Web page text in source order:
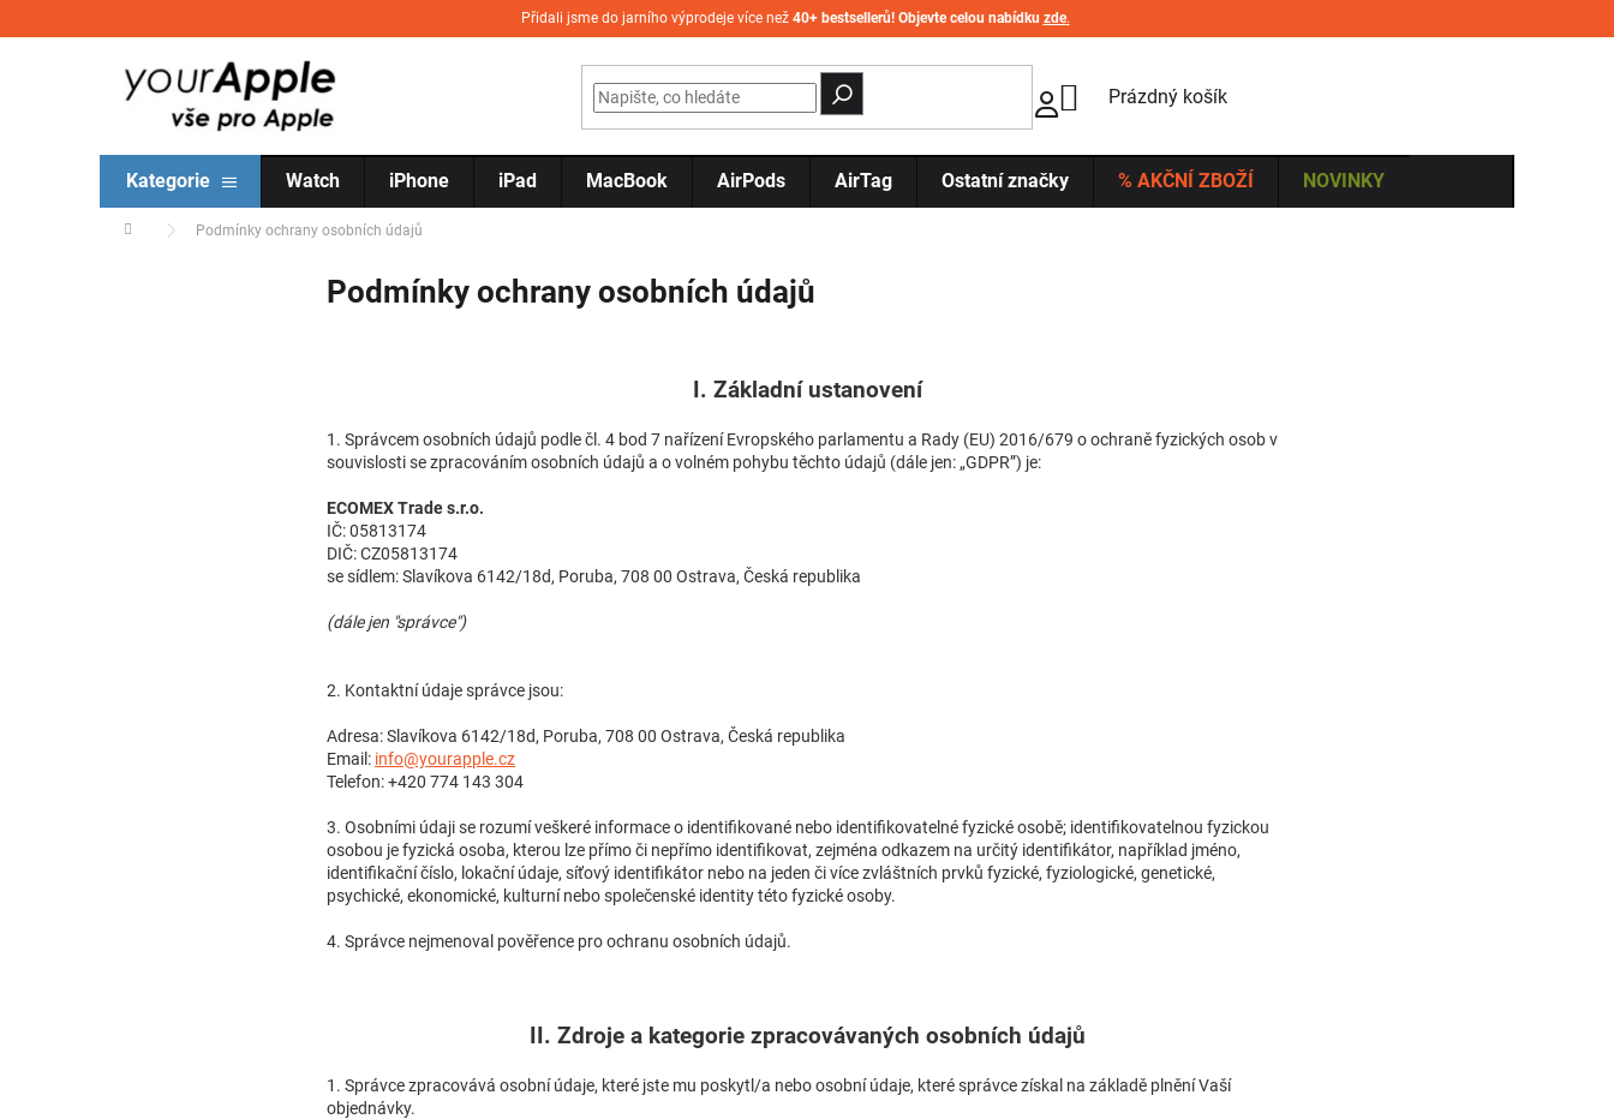
Přidali jsme do jarního výprodeje více než 40+ bestsellerů! Objevte celou nabídku zde.
NÁKUPNÍ KOŠÍK
Prázdný košík
Kategorie Watch iPhone iPad MacBook AirPods AirTag Ostatní značky % AKČNÍ ZBOŽÍ NOVINKY
Domů Podmínky ochrany osobních údajů
Podmínky ochrany osobních údajů
I. Základní ustanovení
1. Správcem osobních údajů podle čl. 4 bod 7 nařízení Evropského parlamentu a Rady (EU) 2016/679 o ochraně fyzických osob v
souvislosti se zpracováním osobních údajů a o volném pohybu těchto údajů (dále jen: „GDPR”) je:
ECOMEX Trade s.r.o.
IČ:05813174
DIČ: CZ05813174
se sídlem: Slavíkova 6142/18d, Poruba, 708 00 Ostrava, Česká republika
(dále jen "správce")
2. Kontaktní údaje správce jsou:
Adresa: Slavíkova 6142/18d, Poruba, 708 00 Ostrava, Česká republika
Email: info@yourapple.cz
Telefon: +420 774 143 304
3. Osobními údaji se rozumí veškeré informace o identifikované nebo identifikovatelné fyzické osobě; identifikovatelnou fyzickou
osobou je fyzická osoba, kterou lze přímo či nepřímo identifikovat, zejména odkazem na určitý identifikátor, například jméno,
identifikační číslo, lokační údaje, síťový identifikátor nebo na jeden či více zvláštních prvků fyzické, fyziologické, genetické,
psychické, ekonomické, kulturní nebo společenské identity této fyzické osoby.
4. Správce nejmenoval pověřence pro ochranu osobních údajů.
II. Zdroje a kategorie zpracovávaných osobních údajů
1. Správce zpracovává osobní údaje, které jste mu poskytl/a nebo osobní údaje, které správce získal na základě plnění Vaší
objednávky.